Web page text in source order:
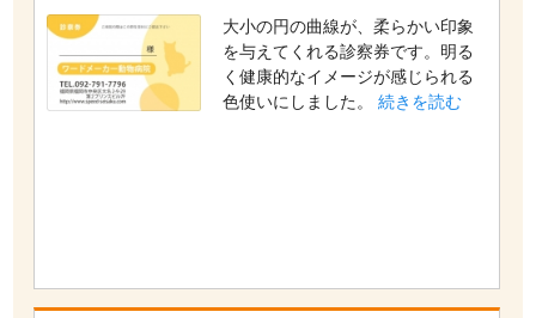
大小の円の曲線が、柔らかい印象
を与えてくれる診察券です。明る
く健康的なイメージが感じられる
色使いにしました。続きを読む